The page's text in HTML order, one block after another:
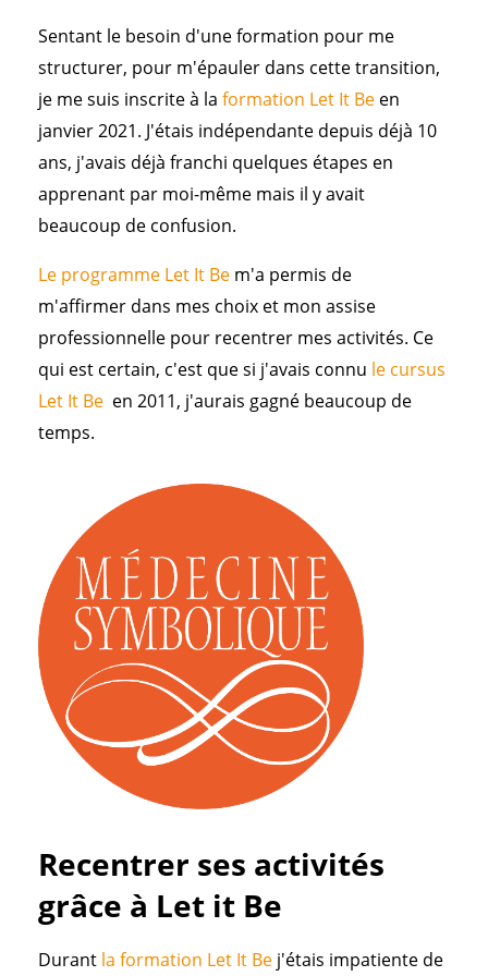
Sentant le besoin d'une formation pour me
structurer, pour m'épauler dans cette transition,
je me suis inscrite à la formation Let It Be en
janvier 2021. J'étais indépendante depuis déjà 10
ans, j'avais déjà franchi quelques étapes en
apprenant par moi-même mais il y avait
beaucoup de confusion.
Le programme Let It Be m'a permis de
m'affirmer dans mes choix et mon assise
professionnelle pour recentrer mes activités. Ce
qui est certain, c'est que si j'avais connu le cursus
Let It Be en 2011, j'aurais gagné beaucoup de
temps.
Recentrer ses activités
grâce à Let it Be
Durant la formation Let It Be j'étais impatiente de